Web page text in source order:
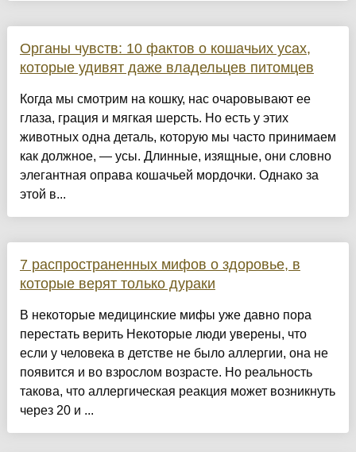
Органы чувств: 10 фактов о кошачьих усах,
которые удивят даже владельцев питомцев
Когда мы смотрим на кошку, нас очаровывают ее
глаза, грация и мягкая шерсть. Но есть у этих
животных одна деталь, которую мы часто принимаем
как должное, — усы. Длинные, изящные, они словно
элегантная оправа кошачьей мордочки. Однако за
этой в...
7 распространенных мифов о здоровье, в
которые верят только дураки
В некоторые медицинские мифы уже давно пора
перестать верить Некоторые люди уверены, что
если у человека в детстве не было аллергии, она не
появится и во взрослом возрасте. Но реальность
такова, что аллергическая реакция может возникнуть
через 20 и ...